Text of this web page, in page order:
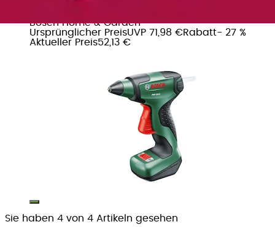
Bosch Home & Garden
Ursprünglicher PreisUVP 71,98 €Rabatt- 27 %
Aktueller Preis52,13 €
Sie haben 4 von 4 Artikeln gesehen